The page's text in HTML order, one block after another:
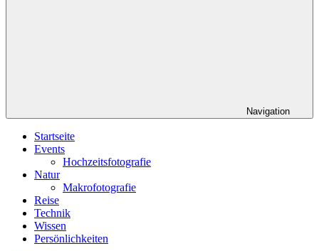
Navigation
Startseite
Events
Hochzeitsfotografie
Natur
Makrofotografie
Reise
Technik
Wissen
Persönlichkeiten